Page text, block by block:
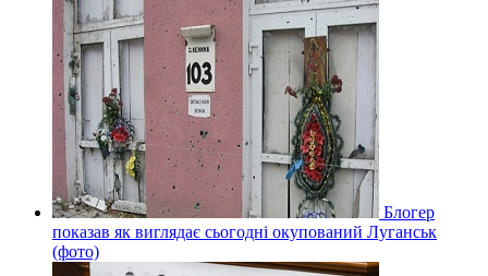
Блогер
показав як виглядає сьогодні окупований Луганськ
(фото)